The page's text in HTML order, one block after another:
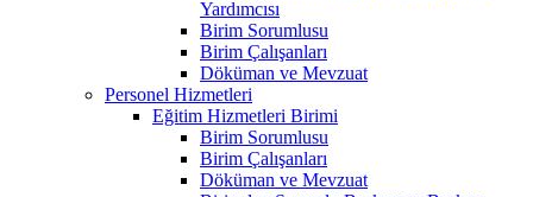
Yardımcısı
Birim Sorumlusu
Birim Çalışanları
Döküman ve Mevzuat
Personel Hizmetleri
Eğitim Hizmetleri Birimi
Birim Sorumlusu
Birim Çalışanları
Döküman ve Mevzuat